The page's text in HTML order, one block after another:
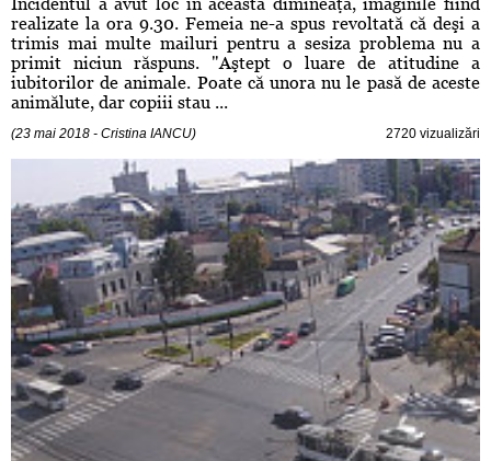
Incidentul a avut loc în această dimineaţă, imaginile fiind
realizate la ora 9.30. Femeia ne-a spus revoltată că deşi a
trimis mai multe mailuri pentru a sesiza problema nu a
primit niciun răspuns. "Aştept o luare de atitudine a
iubitorilor de animale. Poate că unora nu le pasă de aceste
animălute, dar copiii stau ...
(23 mai 2018 - Cristina IANCU) 2720 vizualizări